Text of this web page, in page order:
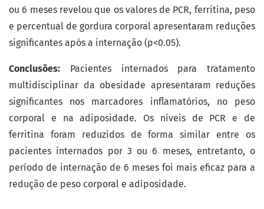
ou 6 meses revelou que os valores de PCR, ferritina, peso
e percentual de gordura corporal apresentaram reduções
significantes após a internação (p<0.05).
Conclusões: Pacientes internados para tratamento
multidisciplinar da obesidade apresentaram reduções
significantes nos marcadores inflamatórios, no peso
corporal e na adiposidade. Os níveis de PCR e de
ferritina foram reduzidos de forma similar entre os
pacientes internados por 3 ou 6 meses, entretanto, o
período de internação de 6 meses foi mais eficaz para a
redução de peso corporal e adiposidade.